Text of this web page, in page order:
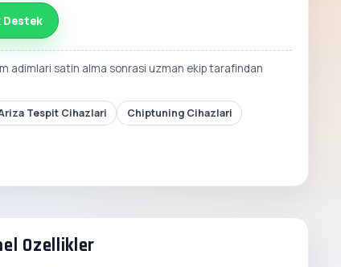
Destek
adimlari satin alma sonrasi uzman ekip tarafindan
Tespit Cihazlari Chiptuning Cihazlari
Ozellikler